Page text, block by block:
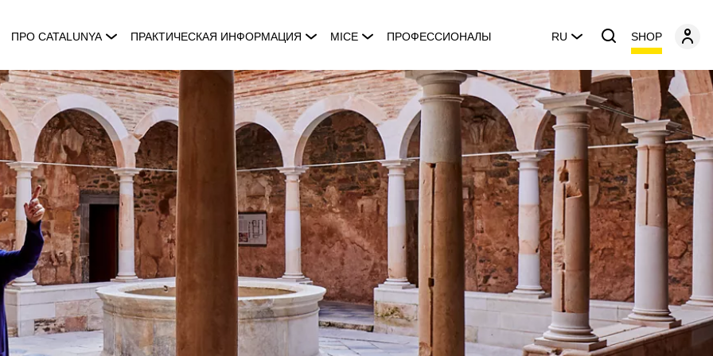
ПРО CATALUNYA ПРАКТИЧЕСКАЯ ИНФОРМАЦИЯ MICE ПРОФЕССИОНАЛЫ RU SHOP